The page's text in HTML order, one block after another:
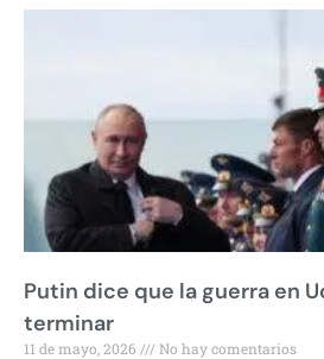
Putin dice que la guerra en
terminar
11 de mayo, 2026 No hay comentarios